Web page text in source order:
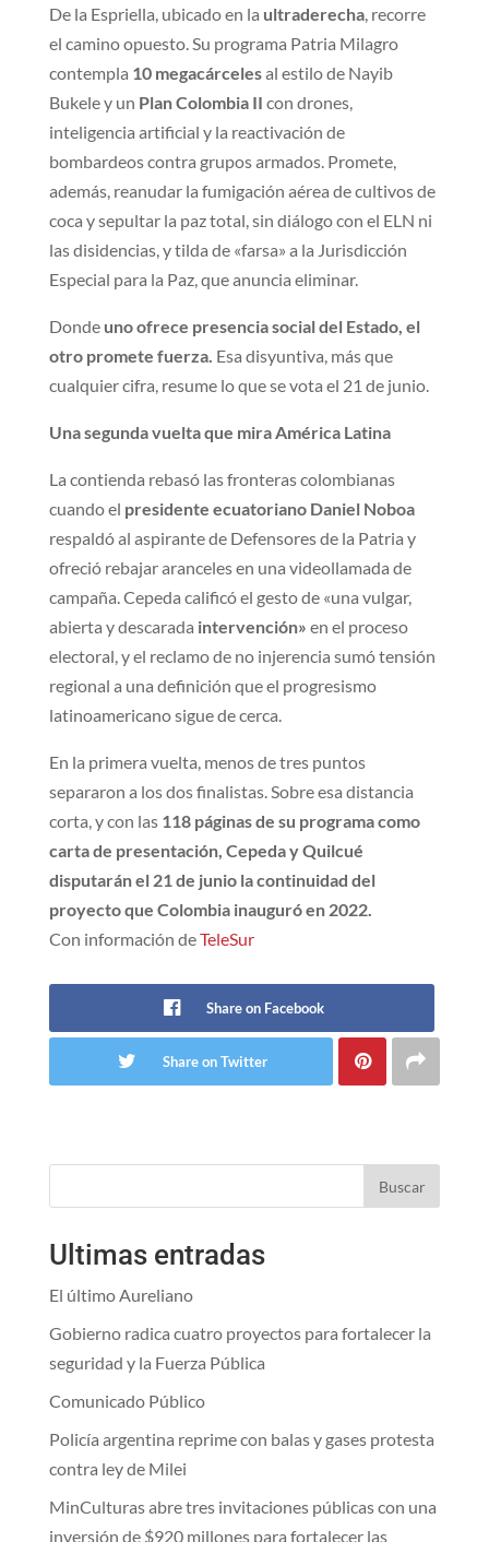
De la Espriella, ubicado en la ultraderecha, recorre
el camino opuesto. Su programa Patria Milagro
contempla 10 megacárcelesal estilo de Nayib
Bukele y un Plan Colombia II con drones,
inteligencia artificial y la reactivación de
bombardeos contra grupos armados. Promete,
además, reanudar la fumigación aérea de cultivos de
coca y sepultar la paz total, sin diálogo con el ELN ni
las disidencias, y tilda de «farsa» a la Jurisdicción
Especial para la Paz, que anuncia eliminar.
Donde uno ofrece presencia social del Estado, el
otro promete fuerza. Esa disyuntiva, más que
cualquier cifra, resume lo que se vota el 21 de junio.
Una segunda vuelta que mira América Latina
La contienda rebasó las fronteras colombianas
cuando el presidente ecuatoriano Daniel Noboa
respaldó al aspirante de Defensores de la Patria y
ofreció rebajar aranceles en una videollamada de
campaña. Cepeda calificó el gesto de «una vulgar,
abierta y descarada intervención» en el proceso
electoral, y el reclamo de no injerencia sumó tensión
regional a una definición que el progresismo
latinoamericano sigue de cerca.
En la primera vuelta, menos de tres puntos
separaron a los dos finalistas. Sobre esa distancia
corta, y con las 118 páginas de su programa como
carta de presentación, Cepeda y Quilcué
disputarán el 21 de junio la continuidad del
proyecto que Colombia inauguró en 2022.
Con información deTeleSur
Share on Facebook
Share on Twitter
Buscar
Ultimas entradas
El último Aureliano
Gobierno radica cuatro proyectos para fortalecer la
seguridad y la Fuerza Pública
Comunicado Público
Policía argentina reprime con balas y gases protesta
contra ley de Milei
MinCulturas abre tres invitaciones públicas con una
inversión de $920 millones para fortalecer las